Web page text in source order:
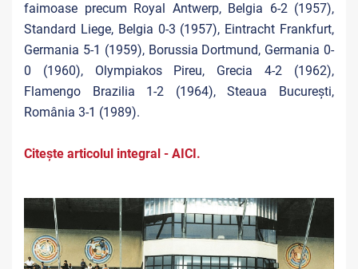
faimoase precum Royal Antwerp, Belgia 6-2 (1957),
Standard Liege, Belgia 0-3 (1957), Eintracht Frankfurt,
Germania 5-1 (1959), Borussia Dortmund, Germania 0-
0 (1960), Olympiakos Pireu, Grecia 4-2 (1962),
Flamengo Brazilia 1-2 (1964), Steaua București,
România 3-1 (1989).
Citește articolul integral - AICI.